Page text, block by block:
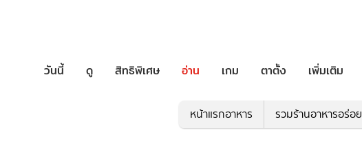
วันนี้ ดู สิทธิพิเศษ อ่าน เกม ตาตั้ง เพิ่มเติม
หน้าแรกอาหาร รวมร้านอาหารอร่อย